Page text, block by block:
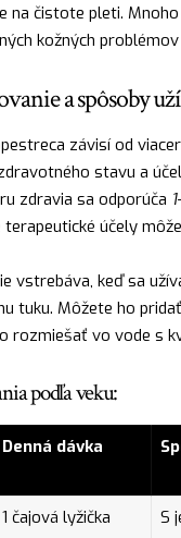
na čistote pleti.
kožných
a spôsoby
závisí od
stavu a
zdravia sa odporúča
terapeutické účely
vstrebáva, keď sa
tuku. Môžete ho
rozmiešať vo vode s
podľa veku:
Denná dávka
1 čajová lyžička
S